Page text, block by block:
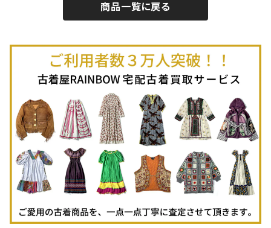
古着ポロシャツ
古着長袖ポロシャツ
古着スウェット
古着パーカー
古着タンクトップ
古着羽織り
古着ミニ丈スカート (丈56-75cm)
Autumn / Winter
商品一覧に戻る